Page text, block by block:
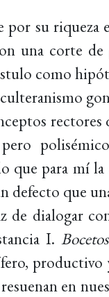
por su riqueza
una corte
como
para mí
defecto que
de dialogar
I.
en